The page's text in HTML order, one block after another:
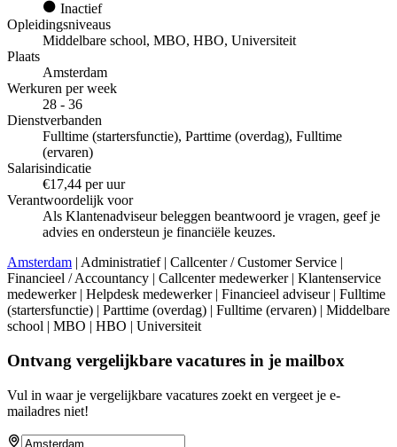
Inactief
Opleidingsniveaus
Middelbare school, MBO, HBO, Universiteit
Plaats
Amsterdam
Werkuren per week
28 - 36
Dienstverbanden
Fulltime (startersfunctie), Parttime (overdag), Fulltime
(ervaren)
Salarisindicatie
€17,44 per uur
Verantwoordelijk voor
Als Klantenadviseur beleggen beantwoord je vragen, geef je
advies en ondersteun je financiële keuzes.
Amsterdam | Administratief | Callcenter / Customer Service |
Financieel / Accountancy | Callcenter medewerker | Klantenservice
medewerker | Helpdesk medewerker | Financieel adviseur | Fulltime
(startersfunctie) | Parttime (overdag) | Fulltime (ervaren) | Middelbare
school | MBO | HBO | Universiteit
Ontvang vergelijkbare vacatures in je mailbox
Vul in waar je vergelijkbare vacatures zoekt en vergeet je e-
mailadres niet!